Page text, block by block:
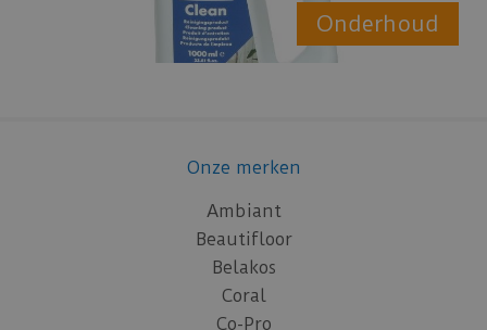
Onderhoud
Onze merken
Ambiant
Beautifloor
Belakos
Coral
Co-Pro